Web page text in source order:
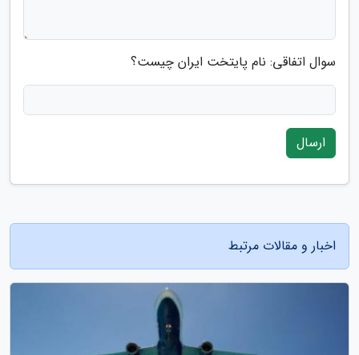
سوال اتفاقی: نام پایتخت ایران چیست؟
ارسال
اخبار و مقالات مرتبط